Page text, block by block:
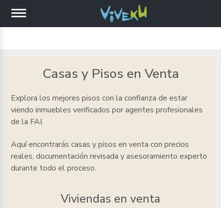
Casas y Pisos en Venta
Explora los mejores pisos con la confianza de estar
viendo inmuebles verificados por agentes profesionales
de la FAI.
Aquí encontrarás casas y pisos en venta con precios
reales, documentación revisada y asesoramiento experto
durante todo el proceso.
Viviendas en venta